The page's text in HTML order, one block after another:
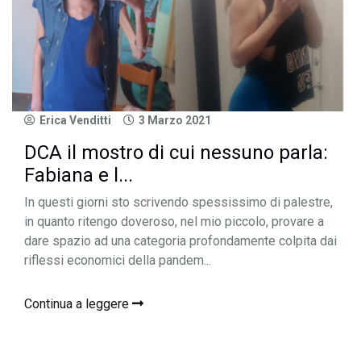
Erica Venditti 3 Marzo 2021
DCA il mostro di cui nessuno parla:
Fabiana e l...
In questi giorni sto scrivendo spessissimo di palestre,
in quanto ritengo doveroso, nel mio piccolo, provare a
dare spazio ad una categoria profondamente colpita dai
riflessi economici della pandem...
Continua a leggere